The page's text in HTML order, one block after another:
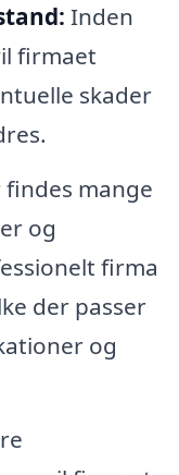
Inden
firmaet
skader
findes mange
og
firma
der passer
og